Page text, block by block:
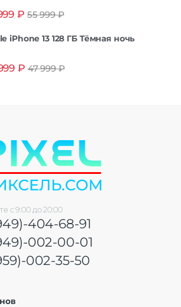
₽ 55 999₽
iPhone 13 128 ГБ Тёмная ночь
₽ 47 999₽
с 9:00 до 20:00
404-68-91
002-00-01
002-35-50